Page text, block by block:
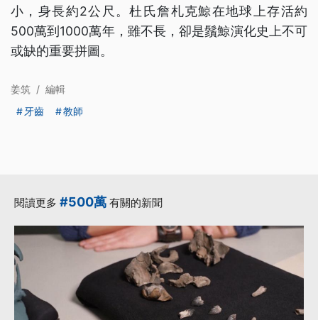
小，身長約2公尺。杜氏詹札克鯨在地球上存活約
500萬到1000萬年，雖不長，卻是鬚鯨演化史上不可
或缺的重要拼圖。
姜筑 / 編輯
牙齒
教師
閱讀更多 #500萬 有關的新聞